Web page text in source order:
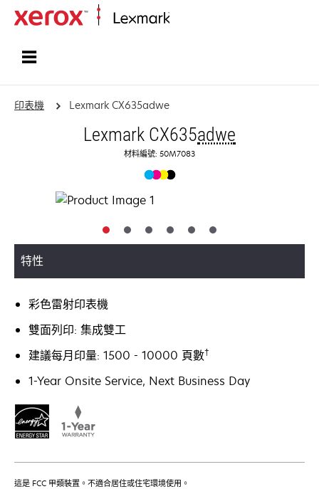
印表機 Lexmark CX635adwe
Lexmark CX635adwe
材料編號: 50M7083
特性
彩色雷射印表機
雙面列印: 集成雙工
建議每月印量: 1500 - 10000 頁數†
1-Year Onsite Service, Next Business Day
這是 FCC 甲類裝置。不適合居住或住宅環境使用。